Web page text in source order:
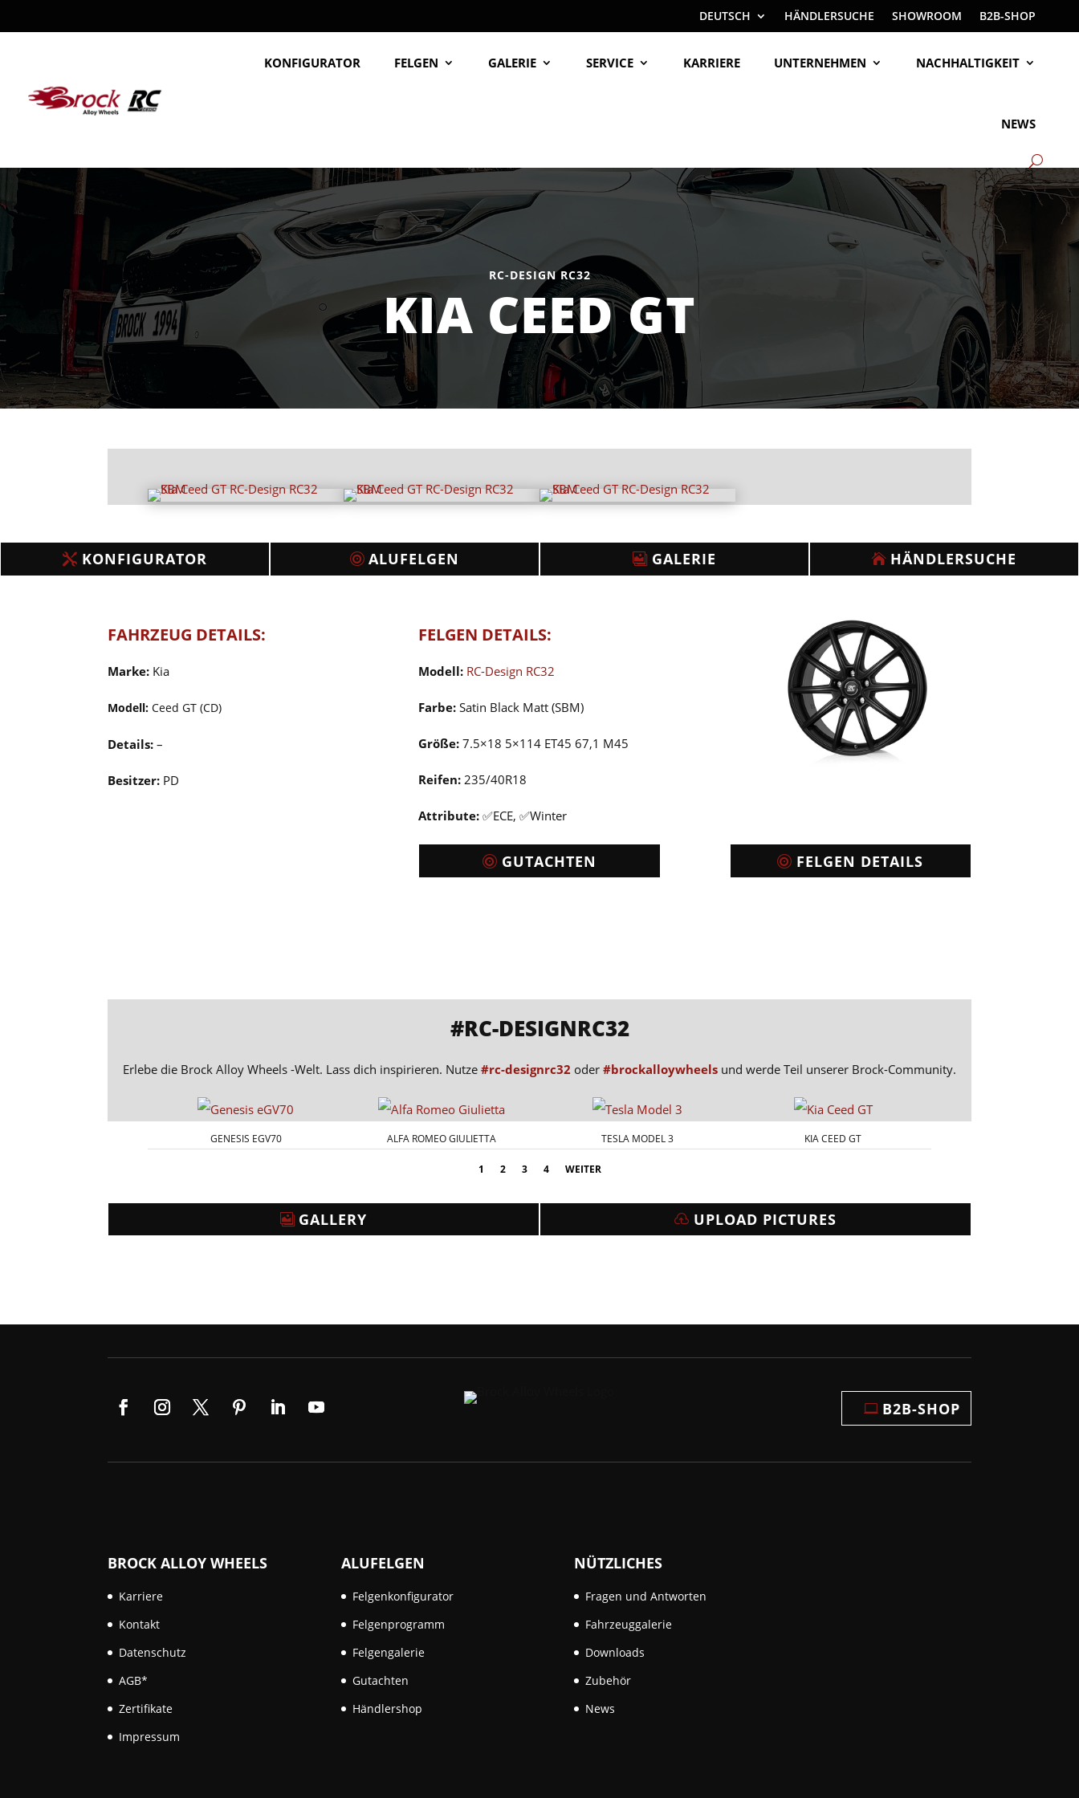
DEUTSCH HÄNDLERSUCHE SHOWROOM B2B-SHOP
KONFIGURATOR FELGEN GALERIE SERVICE KARRIERE UNTERNEHMEN NACHHALTIGKEIT
NEWS
RC-DESIGN RC32
KIA CEED GT
KONFIGURATOR ALUFELGEN GALERIE HÄNDLERSUCHE
FAHRZEUG DETAILS:
Marke: Kia
Modell: Ceed GT (CD)
Details: –
Besitzer: PD
FELGEN DETAILS:
Modell: RC-Design RC32
Farbe: Satin Black Matt (SBM)
Größe:7.5×18 5×114 ET45 67,1 M45
Reifen:235/40R18
Attribute:✅ECE, ✅Winter
GUTACHTEN FELGEN DETAILS
#RC-DESIGNRC32
Erlebe die Brock Alloy Wheels -Welt. Lass dich inspirieren. Nutze #rc-designrc32 oder #brockalloywheels und werde Teil unserer Brock-Community.
GENESIS EGV70 ALFA ROMEO GIULIETTA TESLA MODEL 3 KIA CEED GT
1 2 3 4 WEITER
GALLERY UPLOAD PICTURES
B2B-SHOP
BROCK ALLOY WHEELS
Karriere
Kontakt
Datenschutz
AGB*
Zertifikate
Impressum
ALUFELGEN
Felgenkonfigurator
Felgenprogramm
Felgengalerie
Gutachten
Händlershop
NÜTZLICHES
Fragen und Antworten
Fahrzeuggalerie
Downloads
Zubehör
News